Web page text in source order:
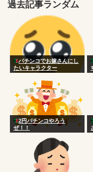
過去記事ランダム
パチンコでお嫁さんにし
たいキャラクター
2円パチンコやろう
ぜ！！